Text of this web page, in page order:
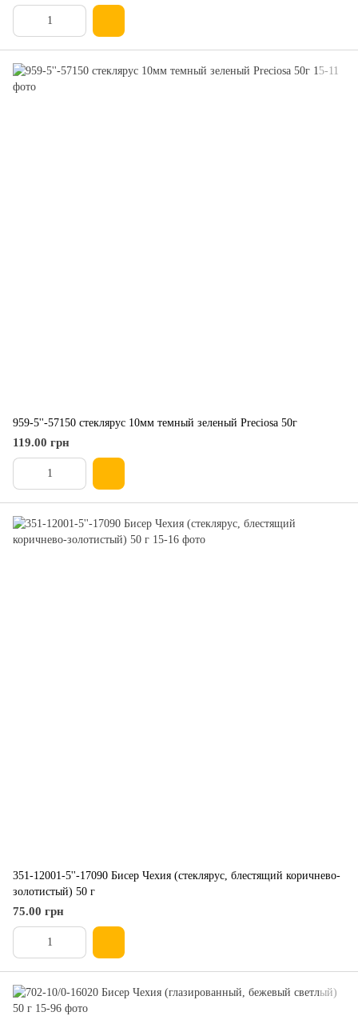
959-5''-57150 стеклярус 10мм темный зеленый Preciosa 50г
119.00 грн
351-12001-5''-17090 Бисер Чехия (стеклярус, блестящий коричнево-
золотистый) 50 г
75.00 грн